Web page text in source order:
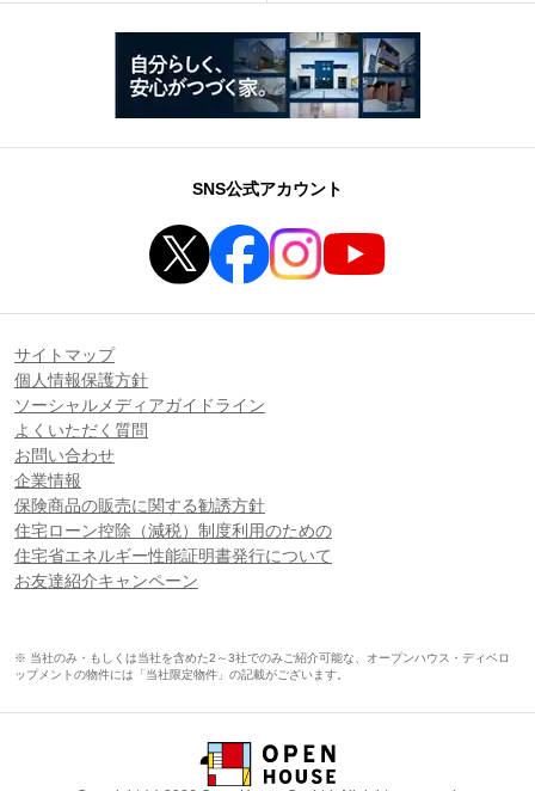
SNS公式アカウント
サイトマップ
個人情報保護方針
ソーシャルメディアガイドライン
よくいただく質問
お問い合わせ
企業情報
保険商品の販売に関する勧誘方針
住宅ローン控除（減税）制度利用のための
住宅省エネルギー性能証明書発行について
お友達紹介キャンペーン
※ 当社のみ・もしくは当社を含めた2～3社でのみご紹介可能な、オープンハウス・ディベロ
ップメントの物件には「当社限定物件」の記載がございます。